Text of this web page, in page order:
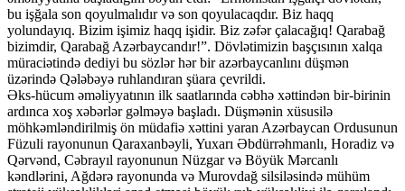
bu işğala son qoyulmalıdır və son qoyulacaqdır. Biz haqq
yolundayıq. Bizim işimiz haqq işidir. Biz zəfər çalacağıq! Qarabağ
bizimdir, Qarabağ Azərbaycandır!”. Dövlətimizin başçısının xalqa
müraciətində dediyi bu sözlər hər bir azərbaycanlını düşmən
üzərində Qələbəyə ruhlandıran şüara çevrildi.
Əks-hücum əməliyyatının ilk saatlarında cəbhə xəttindən bir-birinin
ardınca xoş xəbərlər gəlməyə başladı. Düşmənin xüsusilə
möhkəmləndirilmiş ön müdafiə xəttini yaran Azərbaycan Ordusunun
Füzuli rayonunun Qaraxanbəyli, Yuxarı Əbdürrəhmanlı, Horadiz və
Qərvənd, Cəbrayıl rayonunun Nüzgar və Böyük Mərcanlı
kəndlərini, Ağdərə rayonunda və Murovdağ silsiləsində mühüm